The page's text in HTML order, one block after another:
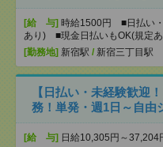
[給 与] 時給1500円 ■日払い
あり) ■現金日払いもOK(規定
[勤務地] 新宿駅 / 新宿三丁目駅
【日払い・未経験歓迎
務！単発・週1日～自由
[給 与] 日給10,305円～37,204